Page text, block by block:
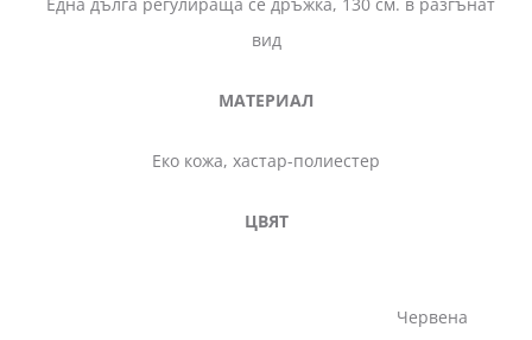
вид
МАТЕРИАЛ
Еко кожа, хастар-полиестер
ЦВЯТ
Червена